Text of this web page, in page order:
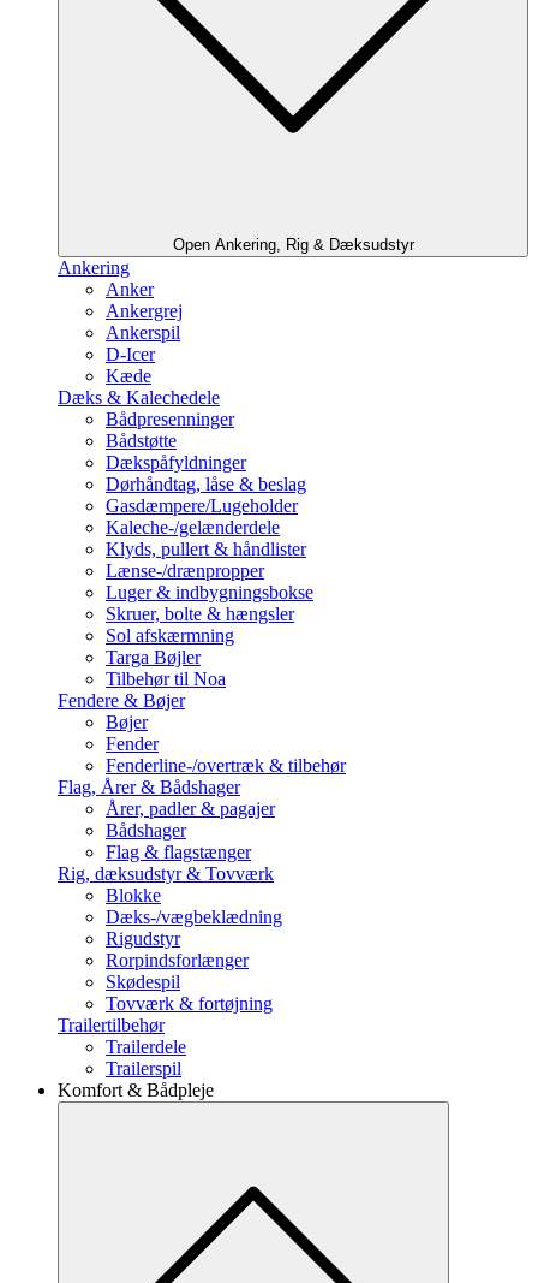
Open Ankering, Rig & Dæksudstyr
Ankering
Anker
Ankergrej
Ankerspil
D-Icer
Kæde
Dæks & Kalechedele
Bådpresenninger
Bådstøtte
Dækspåfyldninger
Dørhåndtag, låse & beslag
Gasdæmpere/Lugeholder
Kaleche-/gelænderdele
Klyds, pullert & håndlister
Lænse-/drænpropper
Luger & indbygningsbokse
Skruer, bolte & hængsler
Sol afskærmning
Targa Bøjler
Tilbehør til Noa
Fendere & Bøjer
Bøjer
Fender
Fenderline-/overtræk & tilbehør
Flag, Årer & Bådshager
Årer, padler & pagajer
Bådshager
Flag & flagstænger
Rig, dæksudstyr & Tovværk
Blokke
Dæks-/vægbeklædning
Rigudstyr
Rorpindsforlænger
Skødespil
Tovværk & fortøjning
Trailertilbehør
Trailerdele
Trailerspil
Komfort & Bådpleje